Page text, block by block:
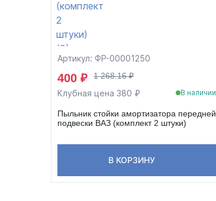
Артикул: ФР-00001250
400 ₽ 1 268.16 ₽
Клубная цена 380 ₽ В наличии
Пыльник стойки амортизатора передней
подвески ВАЗ (комплект 2 штуки)
В КОРЗИНУ